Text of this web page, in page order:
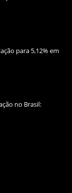
para 5,12% em
no Brasil: